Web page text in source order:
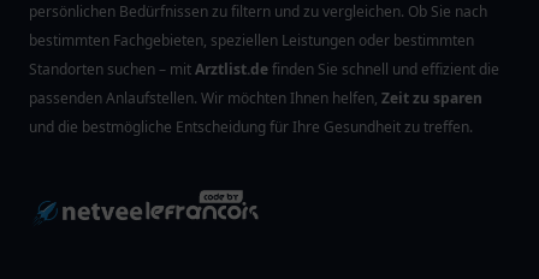
persönlichen Bedürfnissen zu filtern und zu vergleichen. Ob Sie nach
bestimmten Fachgebieten, speziellen Leistungen oder bestimmten
Standorten suchen – mitArztlist.definden Sie schnell und effizient die
passenden Anlaufstellen. Wir möchten Ihnen helfen, Zeit zu sparen
und die bestmögliche Entscheidung für Ihre Gesundheit zu treffen.